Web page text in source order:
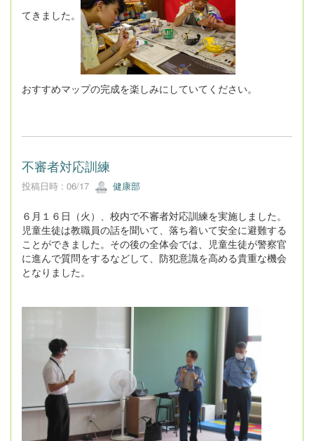
てきました。
おすすめマップの完成を楽しみにしていてください。
不審者対応訓練
投稿日時 : 06/17 健康部
６月１６日（火）、校内で不審者対応訓練を実施しました。
児童生徒は教職員の話を聞いて、落ち着いて安全に避難する
ことができました。その後の全体会では、児童生徒が警察官
に進んで質問をするなどして、防犯意識を高める貴重な機会
となりました。